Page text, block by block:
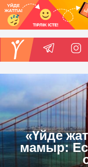
«Үйде
мамыр: